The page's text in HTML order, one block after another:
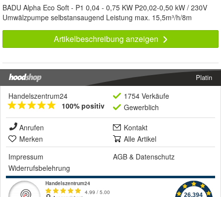
BADU Alpha Eco Soft - P1 0,04 - 0,75 KW P20,02-0,50 kW / 230V
Umwälzpumpe selbstansaugend Leistung max. 15,5m³/h/8m
Artikelbeschreibung anzeigen
Platin
Handelszentrum24
100% positiv
1754 Verkäufe
Gewerblich
Anrufen
Kontakt
Merken
Alle Artikel
Impressum
AGB & Datenschutz
Widerrufsbelehrung